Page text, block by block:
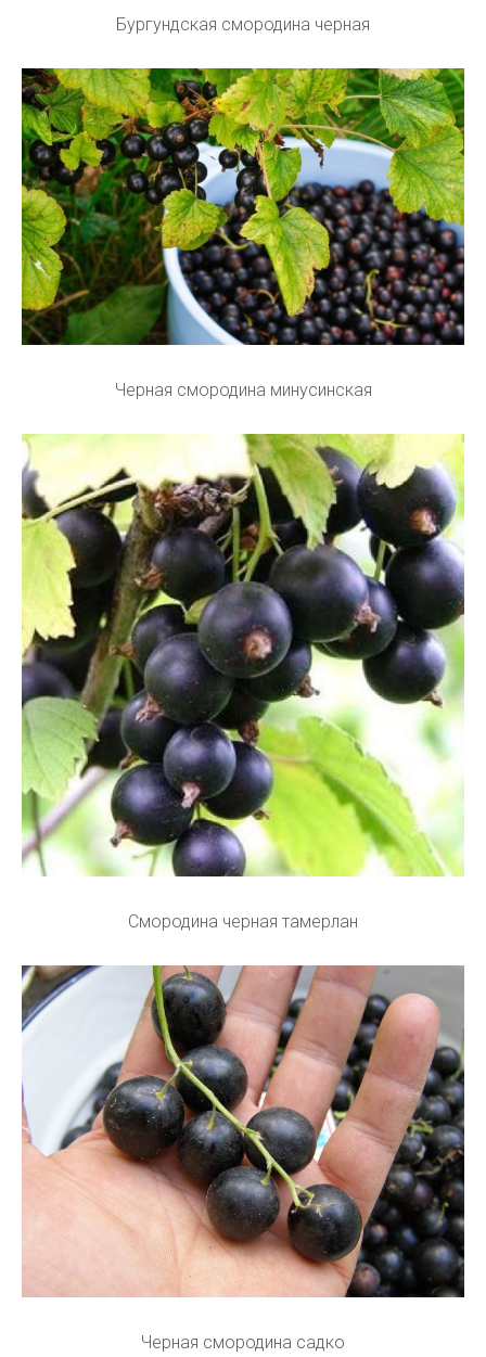
Бургундская смородина черная
Черная смородина минусинская
Смородина черная тамерлан
Черная смородина садко